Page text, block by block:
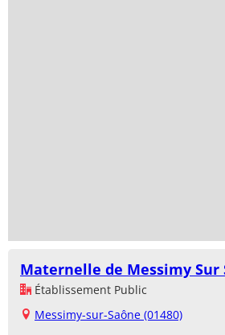
Maternelle de Messimy Sur
Établissement Public
Messimy-sur-Saône (01480)